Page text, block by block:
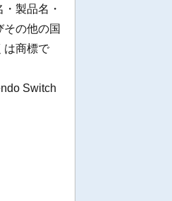
製品名・
の他の国
は商標で
Switch